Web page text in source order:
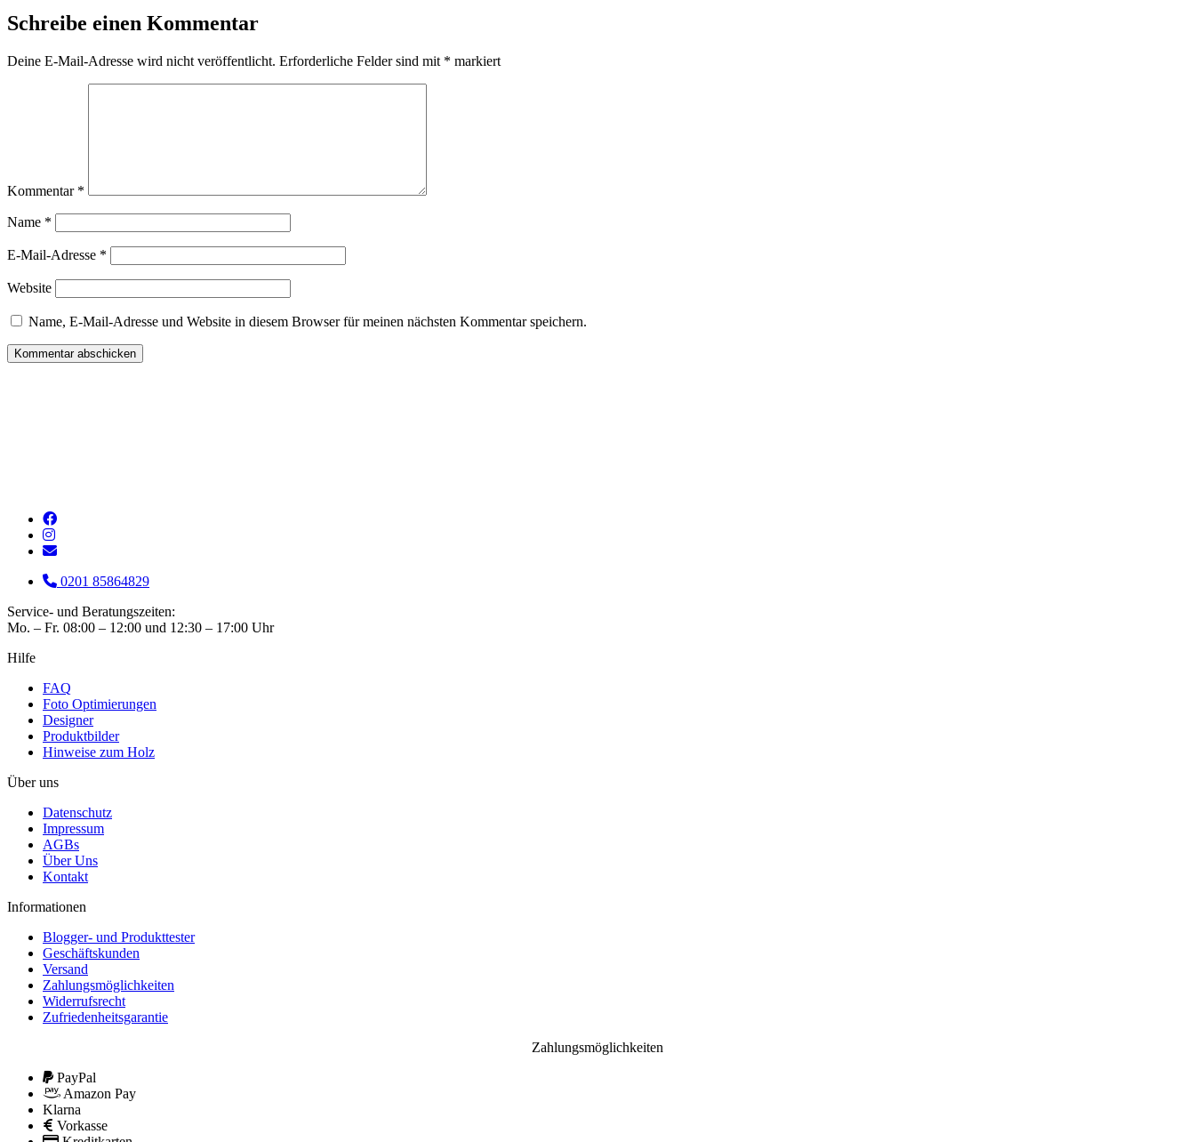
Schreibe einen Kommentar
Deine E-Mail-Adresse wird nicht veröffentlicht. Erforderliche Felder sind mit * markiert
Kommentar *
Name *
E-Mail-Adresse *
Website
Name, E-Mail-Adresse und Website in diesem Browser für meinen nächsten Kommentar speichern.
0201 85864829
Service- und Beratungszeiten:
Mo. – Fr. 08:00 – 12:00 und 12:30 – 17:00 Uhr
Hilfe
FAQ
Foto Optimierungen
Designer
Produktbilder
Hinweise zum Holz
Über uns
Datenschutz
Impressum
AGBs
Über Uns
Kontakt
Informationen
Blogger- und Produkttester
Geschäftskunden
Versand
Zahlungsmöglichkeiten
Widerrufsrecht
Zufriedenheitsgarantie
Zahlungsmöglichkeiten
PayPal
Amazon Pay
Klarna
Vorkasse